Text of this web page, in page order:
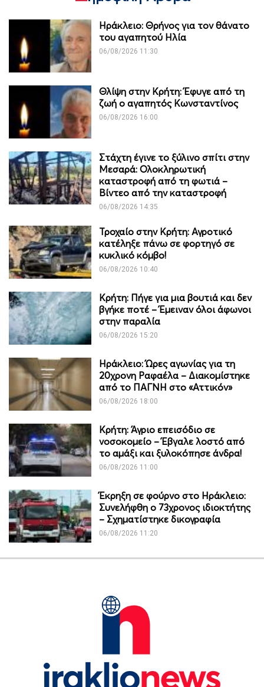
Ηράκλειο: Θρήνος για τον θάνατο
του αγαπητού Ηλία
06/08/2026 11:30
Θλίψη στην Κρήτη: Έφυγε από τη
ζωή ο αγαπητός Κωνσταντίνος
06/08/2026 16:00
Στάχτη έγινε το ξύλινο σπίτι στην
Μεσαρά: Ολοκληρωτική
καταστροφή από τη φωτιά –
Βίντεο από την καταστροφή
06/08/2026 14:35
Τροχαίο στην Κρήτη: Αγροτικό
κατέληξε πάνω σε φορτηγό σε
κυκλικό κόμβο!
06/08/2026 10:40
Κρήτη: Πήγε για μια βουτιά και δεν
βγήκε ποτέ – Έμειναν όλοι άφωνοι
στην παραλία
06/08/2026 15:20
Ηράκλειο: Ώρες αγωνίας για τη
20χρονη Ραφαέλα – Διακομίστηκε
από το ΠΑΓΝΗ στο «Αττικόν»
06/08/2026 18:00
Κρήτη: Άγριο επεισόδιο σε
νοσοκομείο – Έβγαλε λοστό από
το αμάξι και ξυλοκόπησε άνδρα!
06/08/2026 11:00
Έκρηξη σε φούρνο στο Ηράκλειο:
Συνελήφθη ο 73χρονος ιδιοκτήτης
– Σχηματίστηκε δικογραφία
06/08/2026 11:20